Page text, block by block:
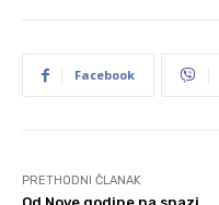
Facebook
PRETHODNI ČLANAK